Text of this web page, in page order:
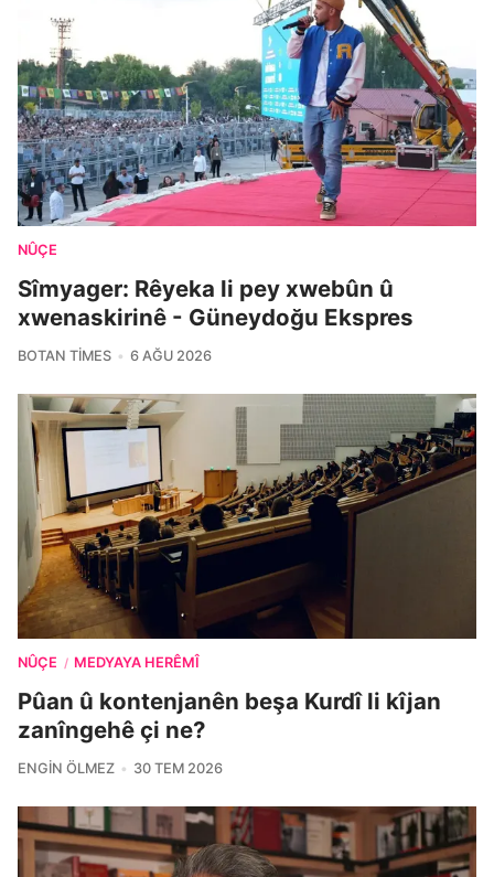
NÛÇE
Sîmyager: Rêyeka li pey xwebûn û
xwenaskirinê - Güneydoğu Ekspres
BOTAN TIMES 6 AĞU 2026
NÛÇE / MEDYAYA HERÊMÎ
Pûan û kontenjanên beşa Kurdî li kîjan
zanîngehê çi ne?
ENGIN ÖLMEZ 30 TEM 2026